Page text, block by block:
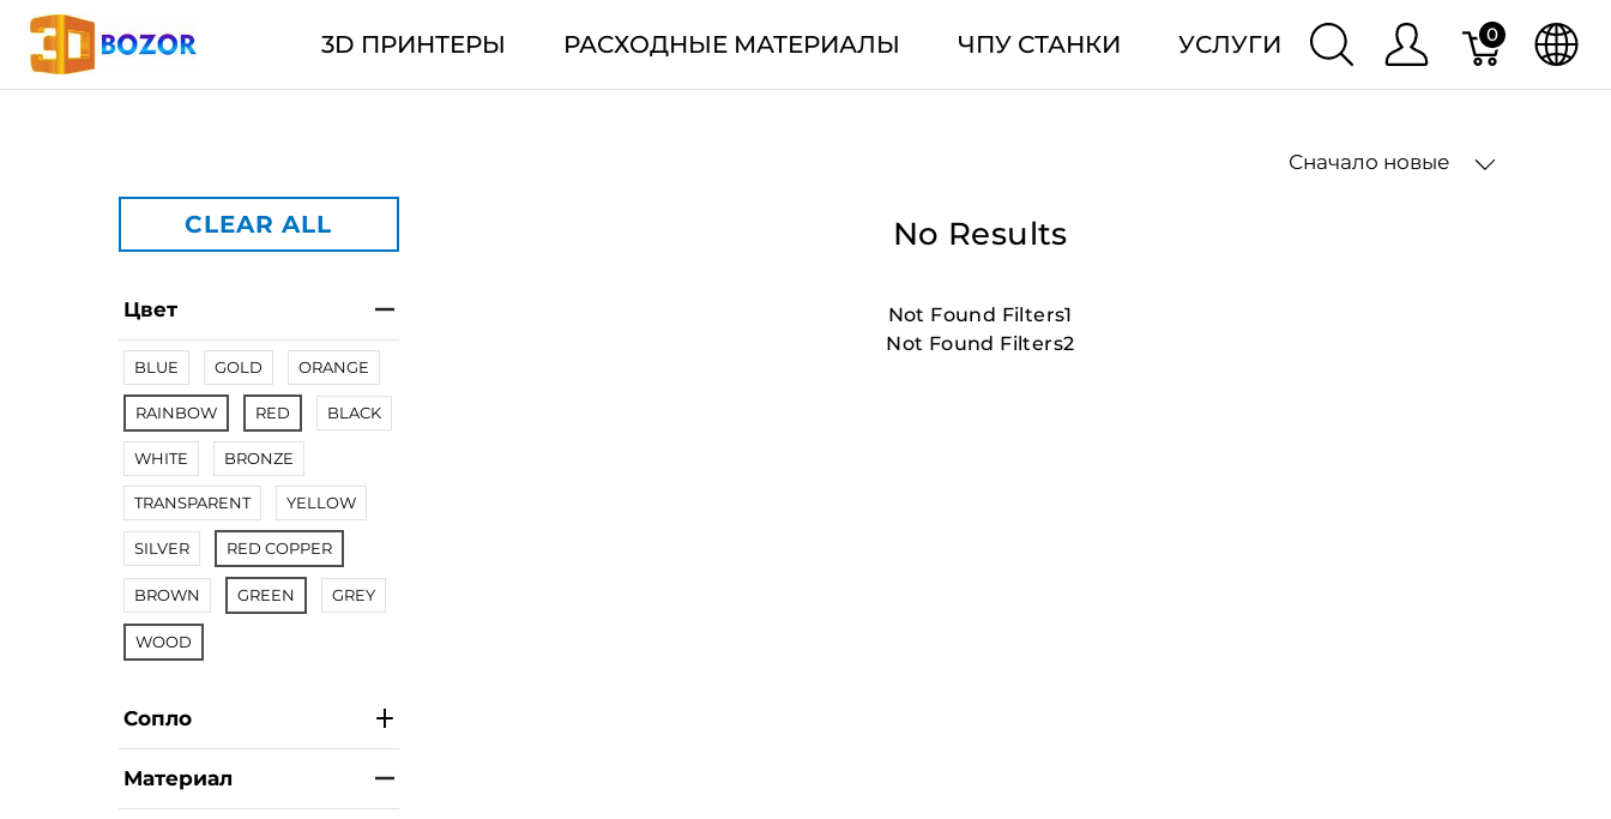
3D ПРИНТЕРЫ РАСХОДНЫЕ МАТЕРИАЛЫ ЧПУ СТАНКИ УСЛУГИ 0
Сначало новые
CLEAR ALL
Цвет
BLUE GOLD ORANGE
RAINBOW RED BLACK
WHITE BRONZE
TRANSPARENT YELLOW
SILVER RED COPPER
BROWN GREEN GREY
WOOD
Сопло
Материал
No Results
Not Found Filters1
Not Found Filters2